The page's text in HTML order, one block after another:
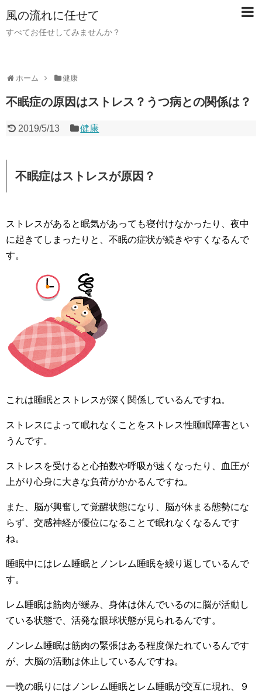
風の流れに任せて
すべてお任せしてみませんか？
ホーム 健康
不眠症の原因はストレス？うつ病との関係は？
2019/5/13 健康
不眠症はストレスが原因？
ストレスがあると眠気があっても寝付けなかったり、夜中
に起きてしまったりと、不眠の症状が続きやすくなるんで
す。
これは睡眠とストレスが深く関係しているんですね。
ストレスによって眠れなくことをストレス性睡眠障害とい
うんです。
ストレスを受けると心拍数や呼吸が速くなったり、血圧が
上がり心身に大きな負荷がかかるんですね。
また、脳が興奮して覚醒状態になり、脳が休まる態勢にな
らず、交感神経が優位になることで眠れなくなるんです
ね。
睡眠中にはレム睡眠とノンレム睡眠を繰り返しているんで
す。
レム睡眠は筋肉が緩み、身体は休んでいるのに脳が活動し
ている状態で、活発な眼球状態が見られるんです。
ノンレム睡眠は筋肉の緊張はある程度保たれているんです
が、大脳の活動は休止しているんですね。
一晩の眠りにはノンレム睡眠とレム睡眠が交互に現れ、９